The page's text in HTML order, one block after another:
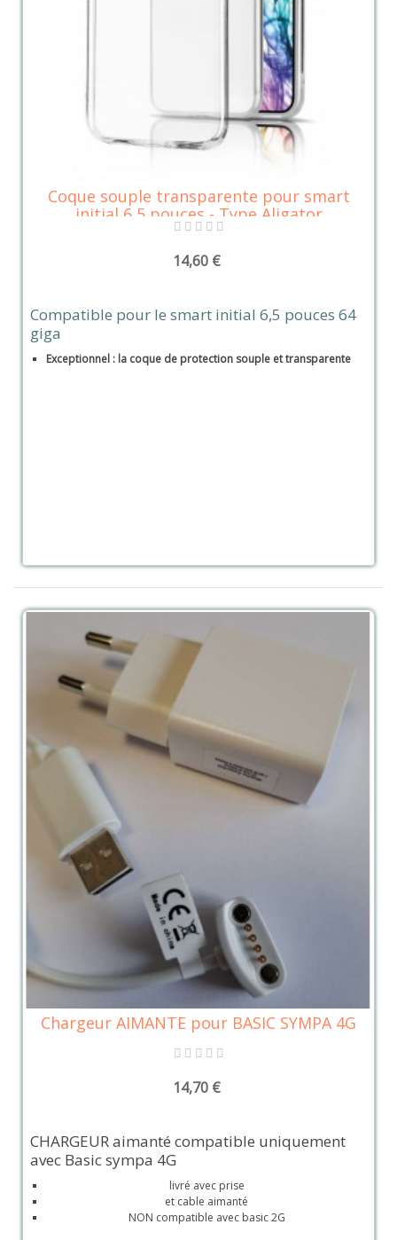
Coque souple transparente pour smart
initial 6,5 pouces - Type Aligator
14,60 €
Compatible pour le smart initial 6,5 pouces 64
giga
Exceptionnel : la coque de protection souple et transparente
Chargeur AIMANTE pour BASIC SYMPA 4G
14,70 €
CHARGEUR aimanté compatible uniquement
avec Basic sympa 4G
livré avec prise
et cable aimanté
NON compatible avec basic 2G